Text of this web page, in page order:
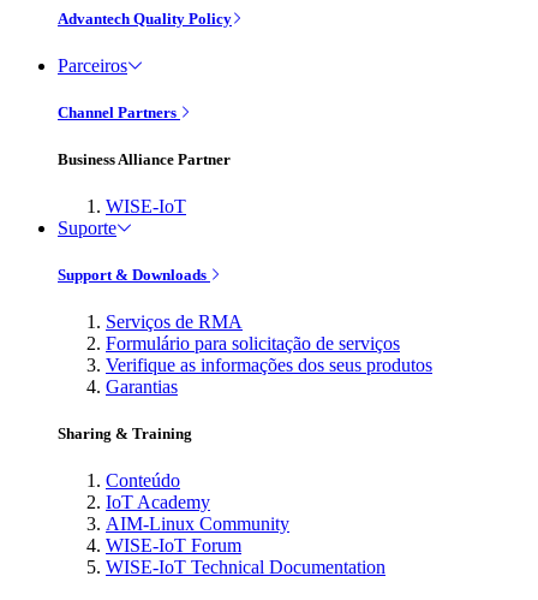
Advantech Quality Policy
Parceiros
Channel Partners
Business Alliance Partner
WISE-IoT
Suporte
Support & Downloads
Serviços de RMA
Formulário para solicitação de serviços
Verifique as informações dos seus produtos
Garantias
Sharing & Training
Conteúdo
IoT Academy
AIM-Linux Community
WISE-IoT Forum
WISE-IoT Technical Documentation